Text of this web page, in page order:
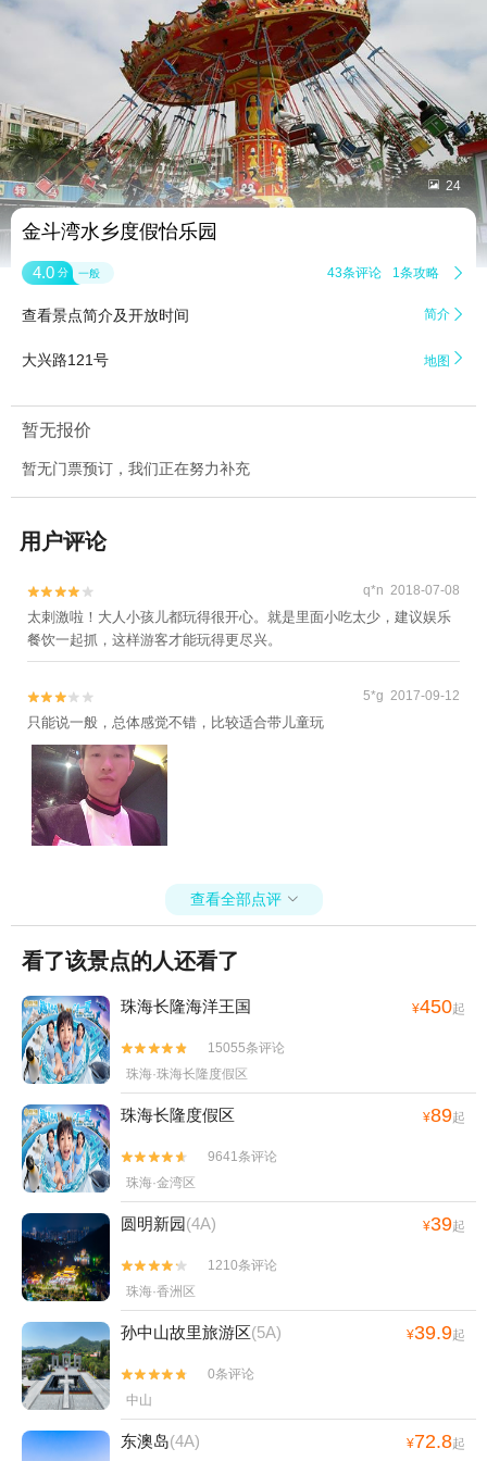
 24
金斗湾水乡度假怡乐园
4.0 分 一般 43条评论 1条攻略 
查看景点简介及开放时间 简介 
大兴路121号 地图 
暂无报价
暂无门票预订，我们正在努力补充
用户评论

 q*n 2018-07-08
太刺激啦！大人小孩儿都玩得很开心。就是里面小吃太少，建议娱乐
餐饮一起抓，这样游客才能玩得更尽兴。

 5*g 2017-09-12
只能说一般，总体感觉不错，比较适合带儿童玩
查看全部点评 
看了该景点的人还看了
珠海长隆海洋王国 ¥450起


15055条评论
珠海·珠海长隆度假区
珠海长隆度假区 ¥89起


9641条评论
珠海·金湾区
圆明新园(4A) ¥39起


1210条评论
珠海·香洲区
孙中山故里旅游区(5A) ¥39.9起


0条评论
中山
东澳岛(4A) ¥72.8起